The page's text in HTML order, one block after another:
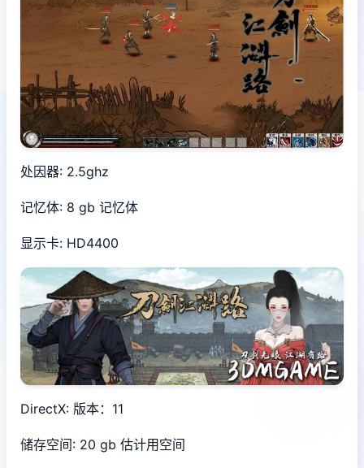
处因器: 2.5ghz
记忆体: 8 gb 记忆体
显示卡: HD4400
DirectX: 版本：11
储存空间: 20 gb 估计用空间